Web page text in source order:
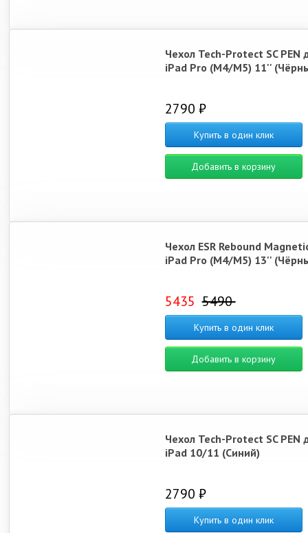
Чехол Tech-Protect SC PEN
iPad Pro (M4/M5) 11''
2790 ₽
Купить в один клик
Добавить в корзину
Чехол ESR Rebound
iPad Pro (M4/M5) 13''
5435 5490
Купить в один клик
Добавить в корзину
Чехол Tech-Protect SC PEN
iPad 10/11 (Синий)
2790 ₽
Купить в один клик